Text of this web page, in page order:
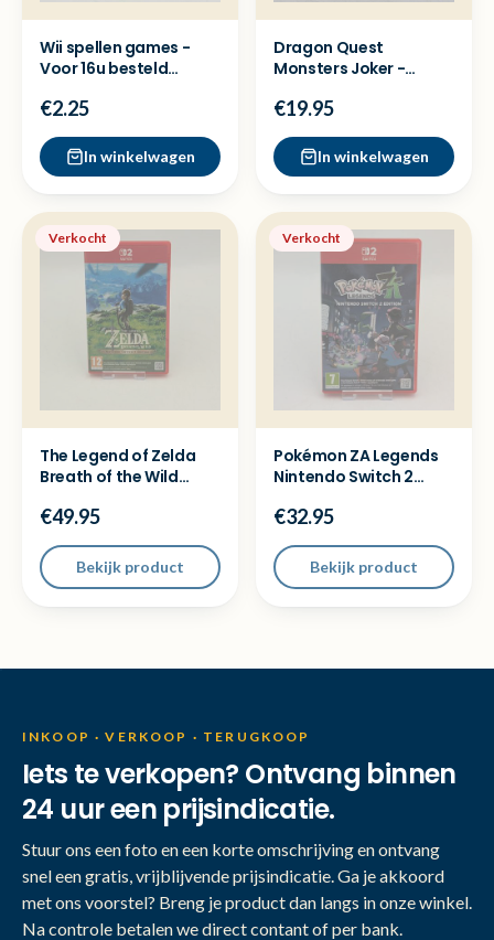
Wii spellen games -
Voor 16u besteld
verzonden
€2.25
In winkelwagen
Dragon Quest
Monsters Joker -
los
€19.95
In winkelwagen
Verkocht
The Legend of Zelda
Breath of the Wild
€49.95
Bekijk product
Verkocht
Pokémon ZA Legends
Nintendo Switch 2
€32.95
Bekijk product
INKOOP · VERKOOP · TERUGKOOP
Iets te verkopen? Ontvang binnen
24 uur een prijsindicatie.
Stuur ons een foto en een korte omschrijving en ontvang
snel een gratis, vrijblijvende prijsindicatie. Ga je akkoord
met ons voorstel? Breng je product dan langs in onze winkel.
Na controle betalen we direct contant of per bank.